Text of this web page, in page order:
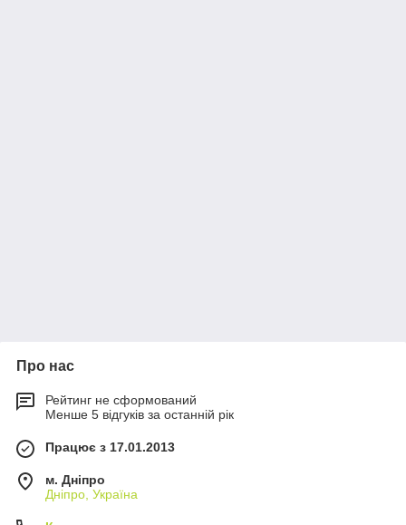
Про нас
Рейтинг не сформований
Менше 5 відгуків за останній рік
Працює з 17.01.2013
м. Дніпро
Дніпро, Україна